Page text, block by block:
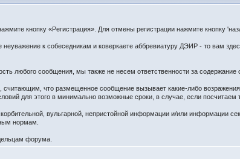
кнопку «Регистрация». Для отмены регистрации нажмите кнопку
к собеседникам и коверкаете аббревиатуру ДЭИР - то вам
любого сообщения, мы также не несем ответственности за содержание
что размещенное сообщение вызывает какие-либо
для этого в минимально возможные сроки, в случае, если посчитаем
вульгарной, непристойной информации и/или информации
нормам.
форума.